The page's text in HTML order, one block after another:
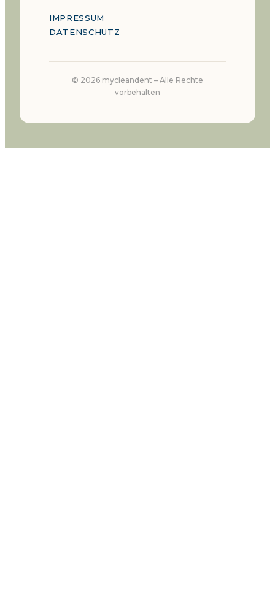
IMPRESSUM
DATENSCHUTZ
© 2026 mycleandent – Alle Rechte
vorbehalten